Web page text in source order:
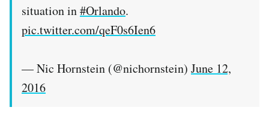
situation in#Orlando.
pic.twitter.com/qeF0s6Ien6
— Nic Hornstein (@nichornstein) June 12,
2016